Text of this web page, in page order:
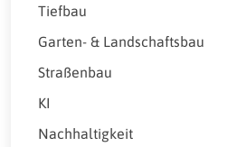
Tiefbau
Garten- & Landschaftsbau
Straßenbau
KI
Nachhaltigkeit